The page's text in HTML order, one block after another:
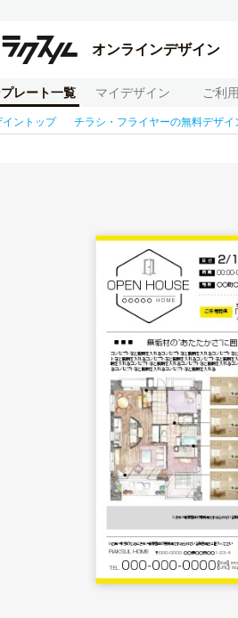
オンラインデザイン
レート一覧 マイデザイン ご利
イントップ チラシ・フライヤーの無料デザ